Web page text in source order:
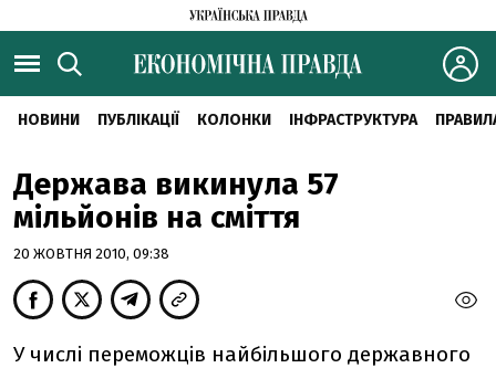
НОВИНИ ПУБЛІКАЦІЇ КОЛОНКИ ІНФРАСТРУКТУРА
Держава викинула 57
мільйонів на сміття
20 ЖОВТНЯ 2010, 09:38
У числі переможців найбільшого державного